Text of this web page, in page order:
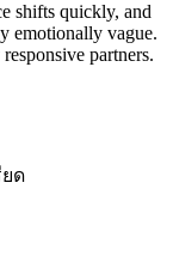
shifts quickly, and
emotionally vague.
partners.
ด